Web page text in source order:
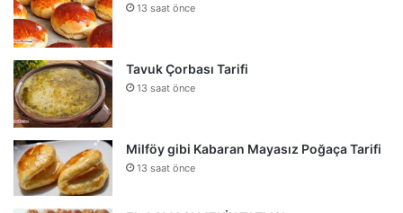
13 saat önce
Tavuk Çorbası Tarifi
13 saat önce
Milföy gibi Kabaran Mayasız Poğaça Tarifi
13 saat önce